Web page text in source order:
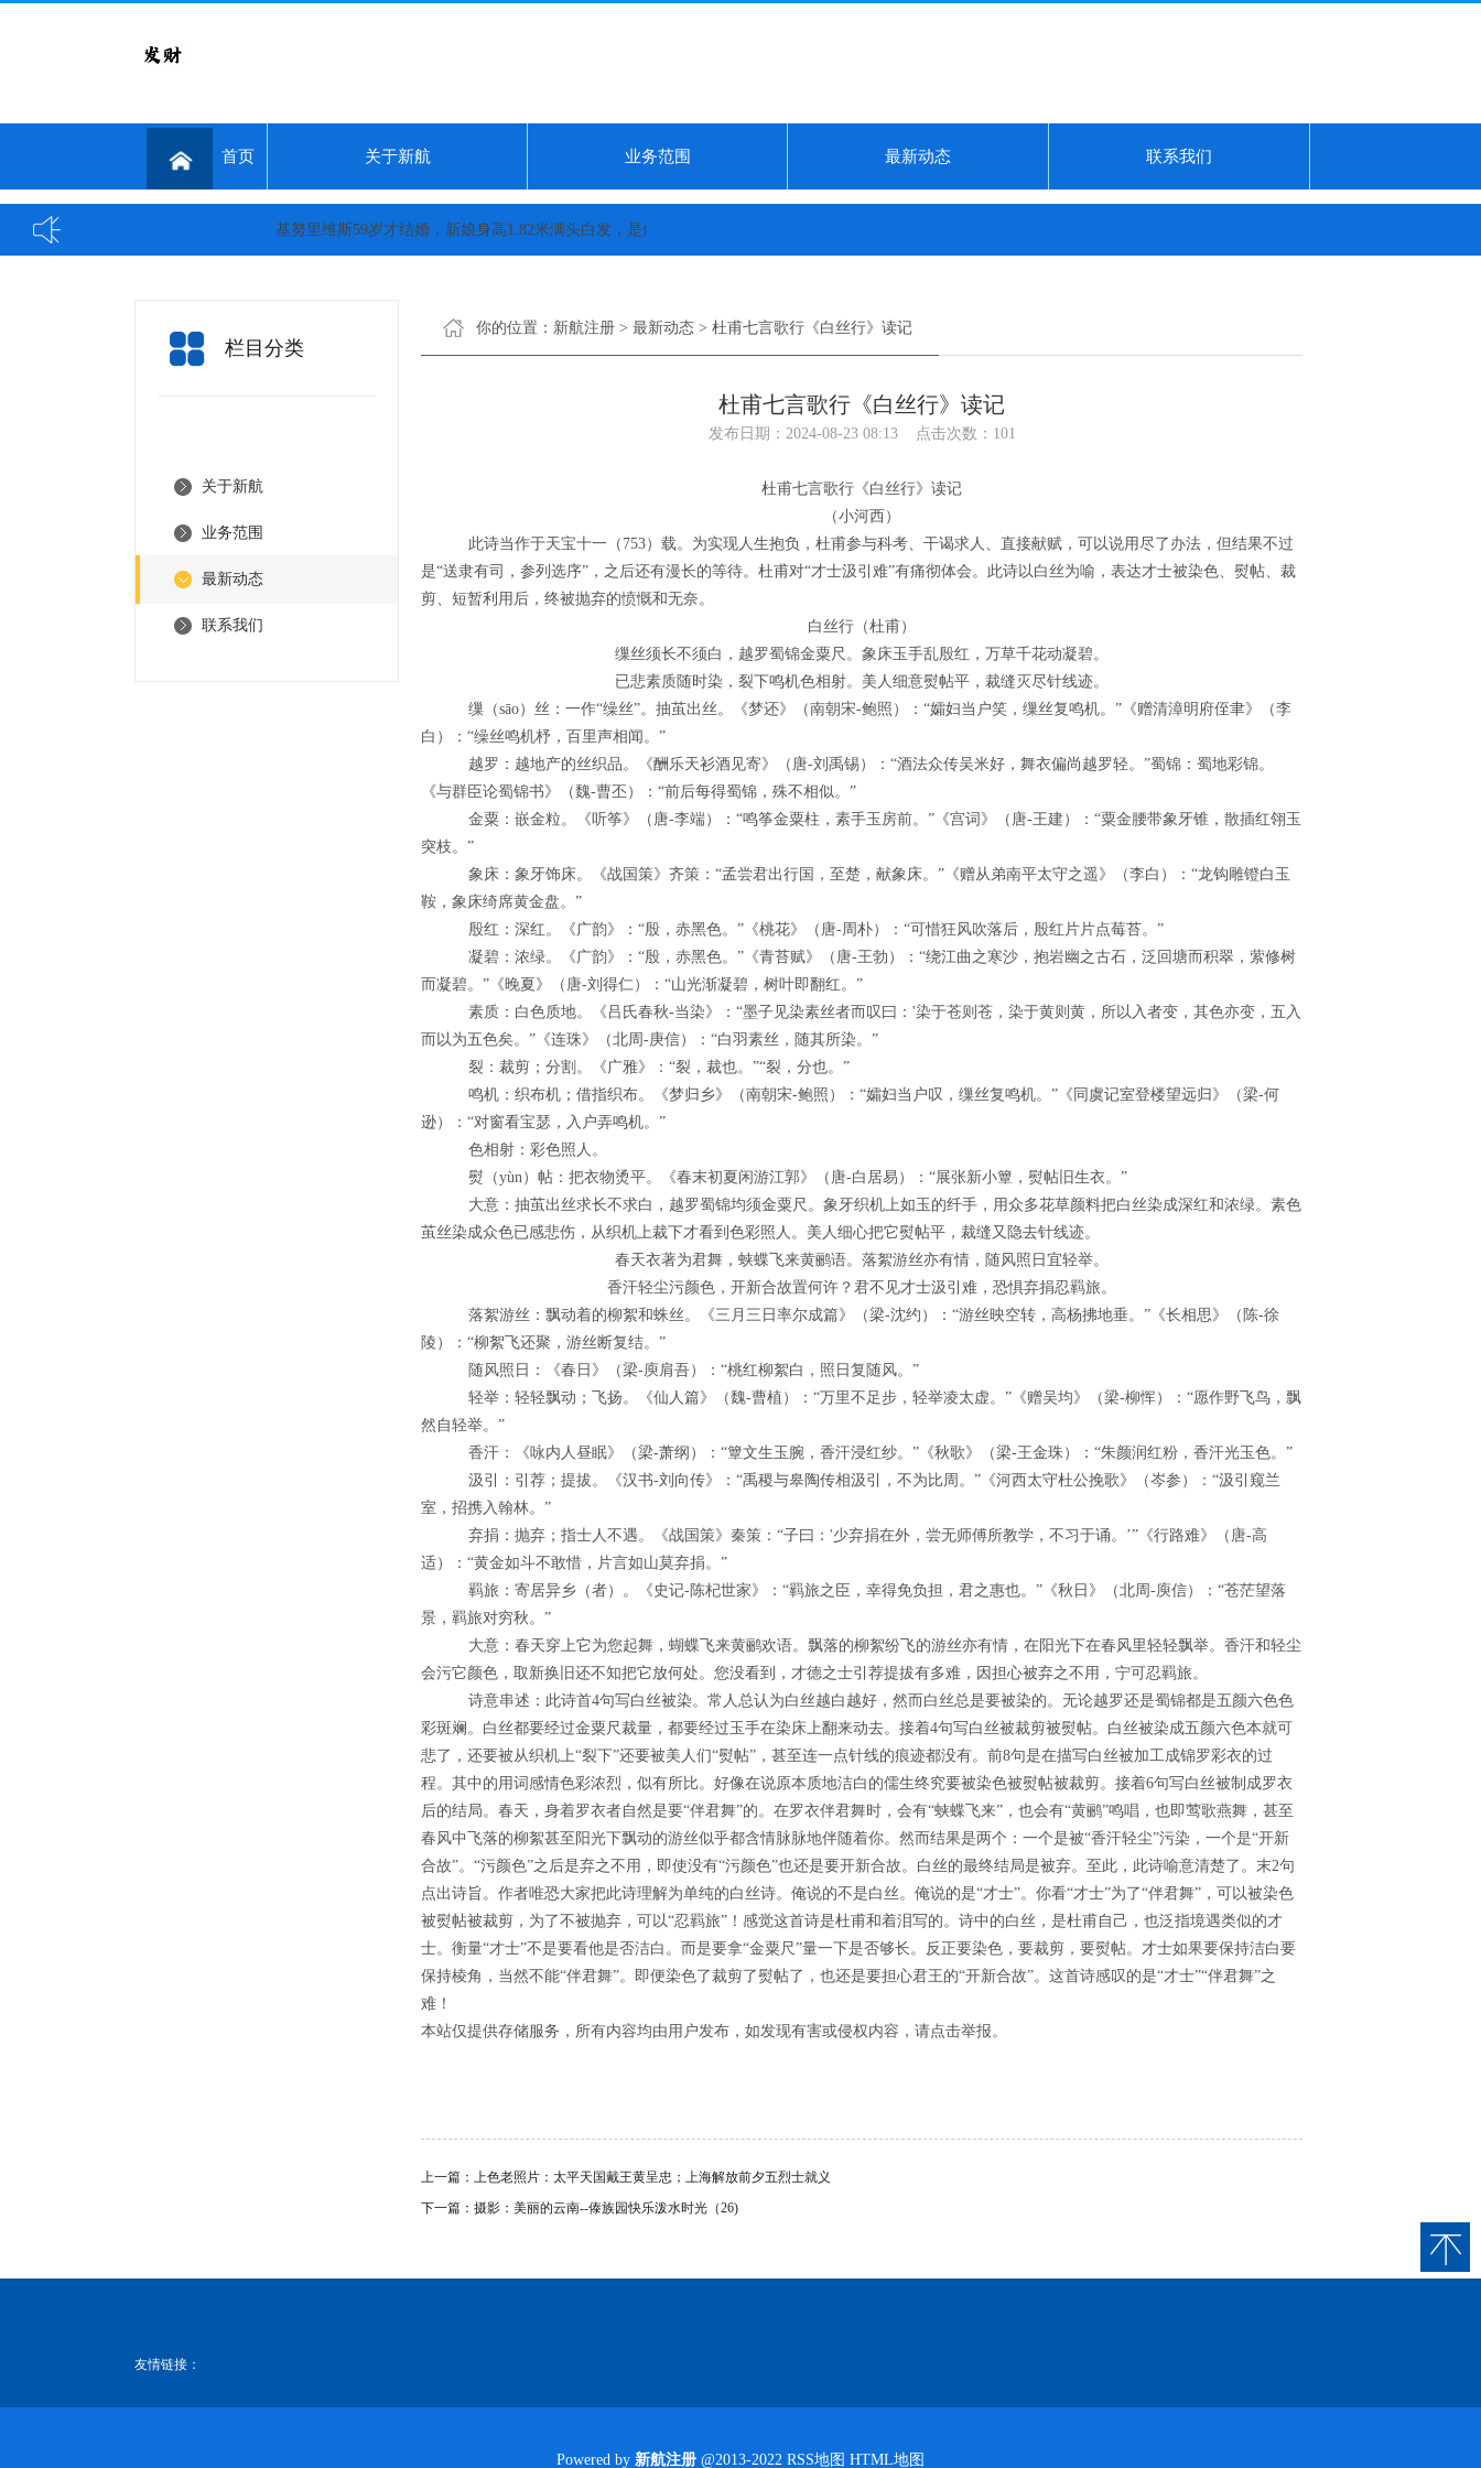
首页 关于新航 业务范围 最新动态 联系我们
基努里维斯59岁才结婚，新娘身高1.82米满头白发，是他的灵魂伴侣...
栏目分类
关于新航
业务范围
最新动态
联系我们
你的位置： 新航注册 > 最新动态 > 杜甫七言歌行《白丝行》读记
杜甫七言歌行《白丝行》读记
发布日期：2024-08-23 08:13 点击次数：101
杜甫七言歌行《白丝行》读记
（小河西）
此诗当作于天宝十一（753）载。为实现人生抱负，杜甫参与科考、干谒求人、直接献赋，可以说用尽了办法，但结果不过
是“送隶有司，参列选序”，之后还有漫长的等待。杜甫对“才士汲引难”有痛彻体会。此诗以白丝为喻，表达才士被染色、熨帖、裁
剪、短暂利用后，终被抛弃的愤慨和无奈。
白丝行（杜甫）
缫丝须长不须白，越罗蜀锦金粟尺。象床玉手乱殷红，万草千花动凝碧。
已悲素质随时染，裂下鸣机色相射。美人细意熨帖平，裁缝灭尽针线迹。
缫（sāo）丝：一作“缲丝”。抽茧出丝。《梦还》（南朝宋-鲍照）：“孀妇当户笑，缫丝复鸣机。”《赠清漳明府侄聿》（李
白）：“缲丝鸣机杼，百里声相闻。”
越罗：越地产的丝织品。《酬乐天衫酒见寄》（唐-刘禹锡）：“酒法众传吴米好，舞衣偏尚越罗轻。”蜀锦：蜀地彩锦。
《与群臣论蜀锦书》（魏-曹丕）：“前后每得蜀锦，殊不相似。”
金粟：嵌金粒。《听筝》（唐-李端）：“鸣筝金粟柱，素手玉房前。”《宫词》（唐-王建）：“粟金腰带象牙锥，散插红翎玉
突枝。”
象床：象牙饰床。《战国策》齐策：“孟尝君出行国，至楚，献象床。”《赠从弟南平太守之遥》（李白）：“龙钩雕镫白玉
鞍，象床绮席黄金盘。”
殷红：深红。《广韵》：“殷，赤黑色。”《桃花》（唐-周朴）：“可惜狂风吹落后，殷红片片点莓苔。”
凝碧：浓绿。《广韵》：“殷，赤黑色。”《青苔赋》（唐-王勃）：“绕江曲之寒沙，抱岩幽之古石，泛回塘而积翠，萦修树
而凝碧。”《晚夏》（唐-刘得仁）：“山光渐凝碧，树叶即翻红。”
素质：白色质地。《吕氏春秋-当染》：“墨子见染素丝者而叹曰：'染于苍则苍，染于黄则黄，所以入者变，其色亦变，五入
而以为五色矣。”《连珠》（北周-庚信）：“白羽素丝，随其所染。”
裂：裁剪；分割。《广雅》：“裂，裁也。”“裂，分也。”
鸣机：织布机；借指织布。《梦归乡》（南朝宋-鲍照）：“孀妇当户叹，缫丝复鸣机。”《同虞记室登楼望远归》（梁-何
逊）：“对窗看宝瑟，入户弄鸣机。”
色相射：彩色照人。
熨（yùn）帖：把衣物烫平。《春末初夏闲游江郭》（唐-白居易）：“展张新小簟，熨帖旧生衣。”
大意：抽茧出丝求长不求白，越罗蜀锦均须金粟尺。象牙织机上如玉的纤手，用众多花草颜料把白丝染成深红和浓绿。素色
茧丝染成众色已感悲伤，从织机上裁下才看到色彩照人。美人细心把它熨帖平，裁缝又隐去针线迹。
春天衣著为君舞，蛱蝶飞来黄鹂语。落絮游丝亦有情，随风照日宜轻举。
香汗轻尘污颜色，开新合故置何许？君不见才士汲引难，恐惧弃捐忍羁旅。
落絮游丝：飘动着的柳絮和蛛丝。《三月三日率尔成篇》（梁-沈约）：“游丝映空转，高杨拂地垂。”《长相思》（陈-徐
陵）：“柳絮飞还聚，游丝断复结。”
随风照日：《春日》（梁-庾肩吾）：“桃红柳絮白，照日复随风。”
轻举：轻轻飘动；飞扬。《仙人篇》（魏-曹植）：“万里不足步，轻举凌太虚。”《赠吴均》（梁-柳恽）：“愿作野飞鸟，飘
然自轻举。”
香汗：《咏内人昼眠》（梁-萧纲）：“簟文生玉腕，香汗浸红纱。”《秋歌》（梁-王金珠）：“朱颜润红粉，香汗光玉色。”
汲引：引荐；提拔。《汉书-刘向传》：“禹稷与皋陶传相汲引，不为比周。”《河西太守杜公挽歌》（岑参）：“汲引窥兰
室，招携入翰林。”
弃捐：抛弃；指士人不遇。《战国策》秦策：“子曰：'少弃捐在外，尝无师傅所教学，不习于诵。’”《行路难》（唐-高
适）：“黄金如斗不敢惜，片言如山莫弃捐。”
羁旅：寄居异乡（者）。《史记-陈杞世家》：“羁旅之臣，幸得免负担，君之惠也。”《秋日》（北周-庾信）：“苍茫望落
景，羁旅对穷秋。”
大意：春天穿上它为您起舞，蝴蝶飞来黄鹂欢语。飘落的柳絮纷飞的游丝亦有情，在阳光下在春风里轻轻飘举。香汗和轻尘
会污它颜色，取新换旧还不知把它放何处。您没看到，才德之士引荐提拔有多难，因担心被弃之不用，宁可忍羁旅。
诗意串述：此诗首4句写白丝被染。常人总认为白丝越白越好，然而白丝总是要被染的。无论越罗还是蜀锦都是五颜六色色
彩斑斓。白丝都要经过金粟尺裁量，都要经过玉手在染床上翻来动去。接着4句写白丝被裁剪被熨帖。白丝被染成五颜六色本就可
悲了，还要被从织机上“裂下”还要被美人们“熨帖”，甚至连一点针线的痕迹都没有。前8句是在描写白丝被加工成锦罗彩衣的过
程。其中的用词感情色彩浓烈，似有所比。好像在说原本质地洁白的儒生终究要被染色被熨帖被裁剪。接着6句写白丝被制成罗衣
后的结局。春天，身着罗衣者自然是要“伴君舞”的。在罗衣伴君舞时，会有“蛱蝶飞来”，也会有“黄鹂”鸣唱，也即莺歌燕舞，甚至
春风中飞落的柳絮甚至阳光下飘动的游丝似乎都含情脉脉地伴随着你。然而结果是两个：一个是被“香汗轻尘”污染，一个是“开新
合故”。“污颜色”之后是弃之不用，即使没有“污颜色”也还是要开新合故。白丝的最终结局是被弃。至此，此诗喻意清楚了。末2句
点出诗旨。作者唯恐大家把此诗理解为单纯的白丝诗。俺说的不是白丝。俺说的是“才士”。你看“才士”为了“伴君舞”，可以被染色
被熨帖被裁剪，为了不被抛弃，可以“忍羁旅”！感觉这首诗是杜甫和着泪写的。诗中的白丝，是杜甫自己，也泛指境遇类似的才
士。衡量“才士”不是要看他是否洁白。而是要拿“金粟尺”量一下是否够长。反正要染色，要裁剪，要熨帖。才士如果要保持洁白要
保持棱角，当然不能“伴君舞”。即便染色了裁剪了熨帖了，也还是要担心君王的“开新合故”。这首诗感叹的是“才士”“伴君舞”之
难！
本站仅提供存储服务，所有内容均由用户发布，如发现有害或侵权内容，请点击举报。
上一篇： 上色老照片：太平天国戴王黄呈忠；上海解放前夕五烈士就义
下一篇： 摄影：美丽的云南--傣族园快乐泼水时光（26)
友情链接：
Powered by 新航注册 @2013-2022 RSS地图 HTML地图